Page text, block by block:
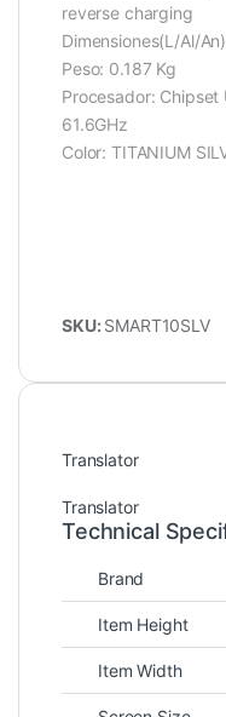
reverse charging
Dimensiones(L/Al/
Peso: 0.187 Kg
Procesador: Chipset
61.6GHz
Color: TITANIUM
SKU: SMART10SLV
Translator
Translator
Technical
Brand
Item Height
Item Width